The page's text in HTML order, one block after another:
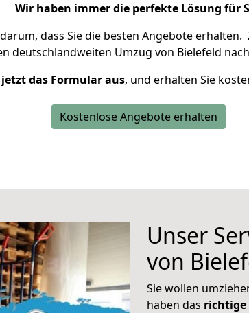
Wir haben immer die perfekte Lösung für
dass Sie die besten Angebote erhalten.
deutschlandweiten Umzug von Bielefeld
jetzt das Formular aus, und erhalten Sie
Kostenlose Angebote erhalten
Unser
von
Sie wollen
haben das richtige